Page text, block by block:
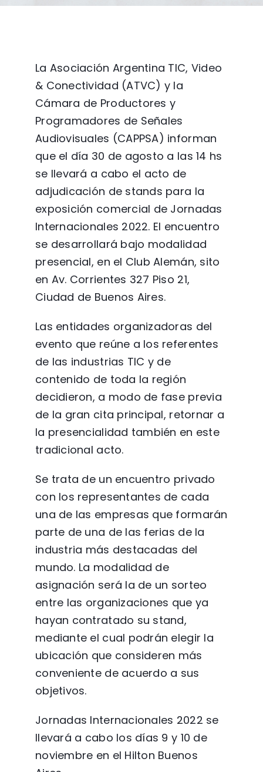
La Asociación Argentina TIC, Video
& Conectividad (ATVC) y la
Cámara de Productores y
Programadores de Señales
Audiovisuales (CAPPSA) informan
que el día 30 de agosto a las 14 hs
se llevará a cabo el acto de
adjudicación de stands para la
exposición comercial de Jornadas
Internacionales 2022. El encuentro
se desarrollará bajo modalidad
presencial, en el Club Alemán, sito
en Av. Corrientes 327 Piso 21,
Ciudad de Buenos Aires.
Las entidades organizadoras del
evento que reúne a los referentes
de las industrias TIC y de
contenido de toda la región
decidieron, a modo de fase previa
de la gran cita principal, retornar a
la presencialidad también en este
tradicional acto.
Se trata de un encuentro privado
con los representantes de cada
una de las empresas que formarán
parte de una de las ferias de la
industria más destacadas del
mundo. La modalidad de
asignación será la de un sorteo
entre las organizaciones que ya
hayan contratado su stand,
mediante el cual podrán elegir la
ubicación que consideren más
conveniente de acuerdo a sus
objetivos.
Jornadas Internacionales 2022 se
llevará a cabo los días 9 y 10 de
noviembre en el Hilton Buenos